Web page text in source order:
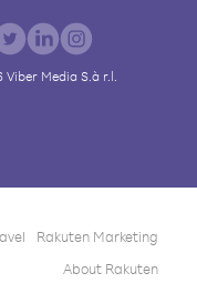
Viber Media S.à r.l.
Rakuten Marketing
About Rakuten